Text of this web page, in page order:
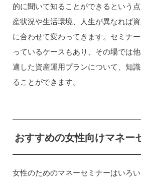
的に聞いて知ることができるという
産状況や生活環境、人生が異なれば
に合わせて変わってきます。セミナ
っているケースもあり、その場では
適した資産運用プランについて、知
ることができます。
おすすめの女性向けマネー
女性のためのマネーセミナーはいろ